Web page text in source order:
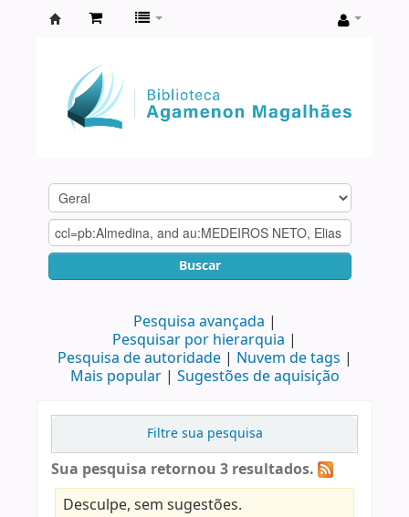
Agamenon
Magalhães
Buscar
Pesquisa avançada
Pesquisar por hierarquia
Pesquisa de autoridade
Nuvem de tags
Mais popular
Sugestões de aquisição
Filtre sua pesquisa
Sua pesquisa retornou 3 resultados.
Desculpe, sem sugestões.